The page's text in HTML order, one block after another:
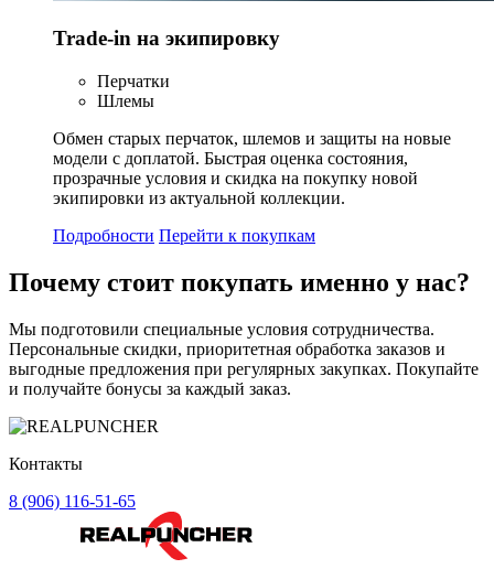
Trade-in на экипировку
Перчатки
Шлемы
Обмен старых перчаток, шлемов и защиты на новые
модели с доплатой. Быстрая оценка состояния,
прозрачные условия и скидка на покупку новой
экипировки из актуальной коллекции.
Подробности Перейти к покупкам
Почему стоит покупать именно у нас?
Мы подготовили специальные условия сотрудничества.
Персональные скидки, приоритетная обработка заказов и
выгодные предложения при регулярных закупках. Покупайте
и получайте бонусы за каждый заказ.
Контакты
8 (906) 116-51-65